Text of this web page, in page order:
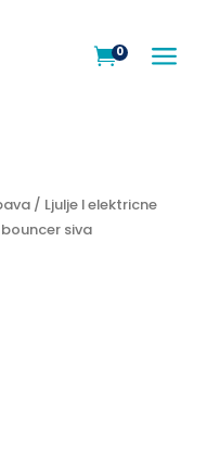
a
0
/ Ljulje I elektricne
siva